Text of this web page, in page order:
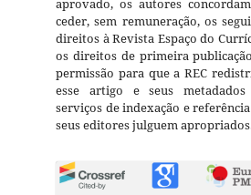
ceder, sem remuneração, os
direitos à Revista Espaço do
os direitos de primeira
permissão para que a REC
esse artigo e seus metadados
serviços de indexação e
seus editores julguem